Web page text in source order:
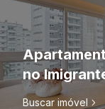
no
Buscar imóvel